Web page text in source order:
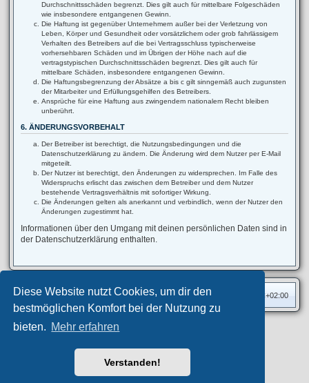
Diese Website nutzt Cookies, um dir den
bestmöglichen Komfort bei der Nutzung zu
bieten. Mehr erfahren
Verstanden!
Durchschnittsschäden begrenzt. Dies gilt auch für mittelbare Folgeschäden
wie insbesondere entgangenen Gewinn.
Die Haftung ist gegenüber Unternehmern außer bei der Verletzung von
Leben, Körper und Gesundheit oder vorsätzlichem oder grob fahrlässigem
Verhalten des Betreibers auf die bei Vertragsschluss typischerweise
vorhersehbaren Schäden und im Übrigen der Höhe nach auf die
vertragstypischen Durchschnittsschäden begrenzt. Dies gilt auch für
mittelbare Schäden, insbesondere entgangenen Gewinn.
Die Haftungsbegrenzung der Absätze a bis c gilt sinngemäß auch zugunsten
der Mitarbeiter und Erfüllungsgehilfen des Betreibers.
Ansprüche für eine Haftung aus zwingendem nationalem Recht bleiben
unberührt.
6. ÄNDERUNGSVORBEHALT
Der Betreiber ist berechtigt, die Nutzungsbedingungen und die
Datenschutzerklärung zu ändern. Die Änderung wird dem Nutzer per E-Mail
mitgeteilt.
Der Nutzer ist berechtigt, den Änderungen zu widersprechen. Im Falle des
Widerspruchs erlischt das zwischen dem Betreiber und dem Nutzer
bestehende Vertragsverhältnis mit sofortiger Wirkung.
Die Änderungen gelten als anerkannt und verbindlich, wenn der Nutzer den
Änderungen zugestimmt hat.
Informationen über den Umgang mit deinen persönlichen Daten sind in
der Datenschutzerklärung enthalten.
Foren-Übersicht Alle Zeiten sind UTC+02:00
Privates Forum ©